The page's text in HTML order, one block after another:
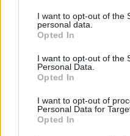
not limited to your visit or
grant or deny consent to
use your data for below
consent section.
I want to opt-out of the
personal data.
Opted In
I want to opt-out of the
Personal Data.
Opted In
I want to opt-out of
Personal Data for
Opted In
3. Leandro Cabrera